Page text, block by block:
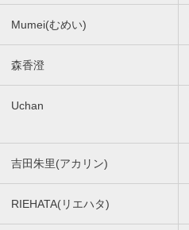
Mumei(むめい)
森香澄
Uchan
吉田朱里(アカリン)
RIEHATA(リエハタ)